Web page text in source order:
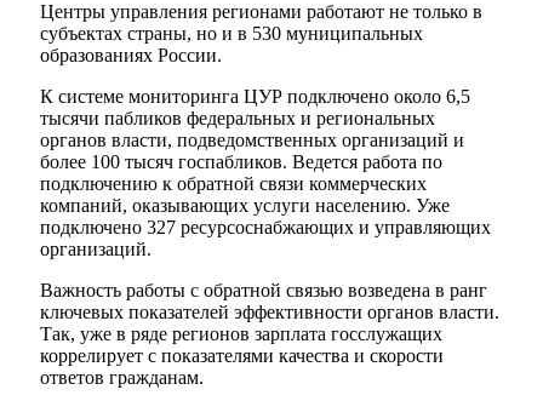
Центры управления регионами работают не только в
субъектах страны, но и в 530 муниципальных
образованиях России.
К системе мониторинга ЦУР подключено около 6,5
тысячи пабликов федеральных и региональных
органов власти, подведомственных организаций и
более 100 тысяч госпабликов. Ведется работа по
подключению к обратной связи коммерческих
компаний, оказывающих услуги населению. Уже
подключено 327 ресурсоснабжающих и управляющих
организаций.
Важность работы с обратной связью возведена в ранг
ключевых показателей эффективности органов власти.
Так, уже в ряде регионов зарплата госслужащих
коррелирует с показателями качества и скорости
ответов гражданам.